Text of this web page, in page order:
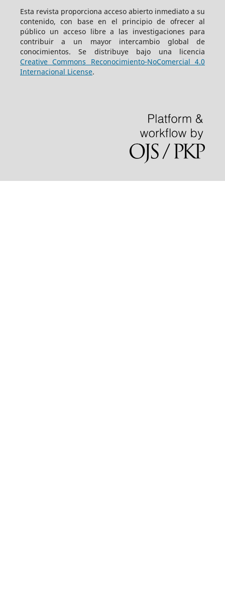
Esta revista proporciona acceso abierto inmediato a su
contenido, con base en el principio de ofrecer al
público un acceso libre a las investigaciones para
contribuir a un mayor intercambio global de
conocimientos. Se distribuye bajo una licencia
Creative Commons Reconocimiento-NoComercial 4.0
Internacional License.